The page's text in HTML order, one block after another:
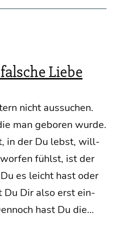
Liebe
nicht aus­su­chen.
man gebo­ren wur­de.
in der Du lebst, will­
fühlst, ist der
es leicht hast oder
Du Dir also erst ein­
hast Du die…